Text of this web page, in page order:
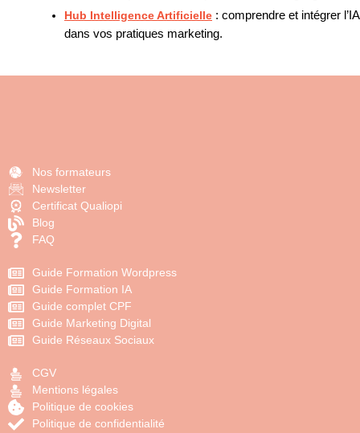
Hub Intelligence Artificielle : comprendre et intégrer l’IA
dans vos pratiques marketing.
Nos formateurs
Newsletter
Certificat Qualiopi
Blog
FAQ
Guide Formation Wordpress
Guide Formation IA
Guide complet CPF
Guide Marketing Digital
Guide Réseaux Sociaux
CGV
Mentions légales
Politique de cookies
Politique de confidentialité